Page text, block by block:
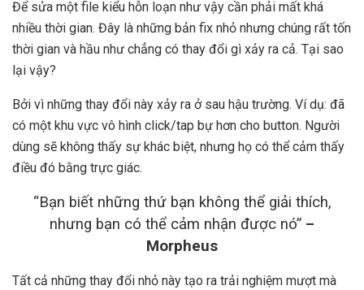
Để sửa một file kiểu hỗn loạn như vậy cần phải mất khá
nhiều thời gian. Đây là những bản fix nhỏ nhưng chúng rất tốn
thời gian và hầu như chẳng có thay đổi gì xảy ra cả. Tại sao
lại vậy?
Bởi vì những thay đổi này xảy ra ở sau hậu trường. Ví dụ: đã
có một khu vực vô hình click/tap bự hơn cho button. Người
dùng sẽ không thấy sự khác biệt, nhưng họ có thể cảm thấy
điều đó bằng trực giác.
“Bạn biết những thứ bạn không thể giải thích,
nhưng bạn có thể cảm nhận được nó” –
Morpheus
Tất cả những thay đổi nhỏ này tạo ra trải nghiệm mượt mà